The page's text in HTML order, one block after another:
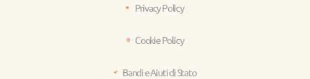
Privacy Policy
Cookie Policy
Bandi e Aiuti di Stato